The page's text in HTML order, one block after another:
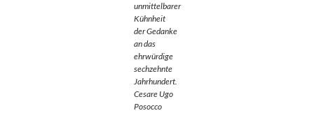
unmittelbarer
Kühnheit
der Gedanke
an das
ehrwürdige
sechzehnte
Jahrhundert.
Cesare Ugo
Posocco